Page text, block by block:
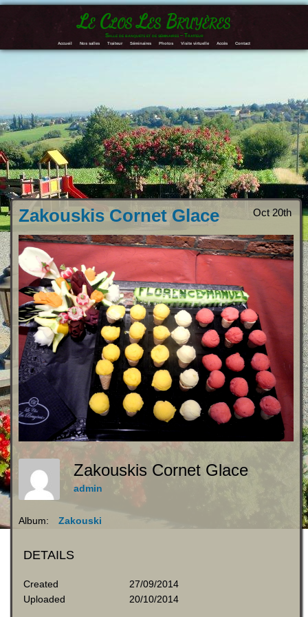
Le Clos Les Bruyères
Salle de banquets et de séminaires – Traiteur
Accueil Nos salles Traiteur Séminaires Photos Visite virtuelle Accès Contact
Oct 20th
Zakouskis Cornet Glace
Zakouskis Cornet Glace
admin
Album: Zakouski
DETAILS
Created
27/09/2014
Uploaded
20/10/2014